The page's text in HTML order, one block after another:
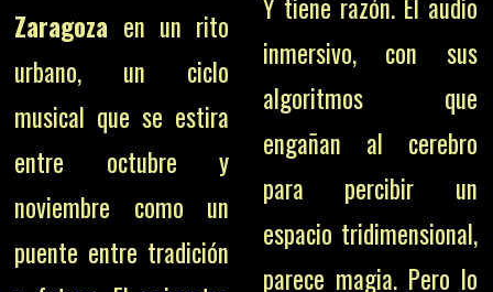
Zaragoza en un rito
urbano, un ciclo
musical que se estira
entre octubre y
noviembre como un
puente entre tradición
Y tiene razón. El audio
inmersivo, con sus
algoritmos que
engañan al cerebro
para percibir un
espacio tridimensional,
parece magia. Pero lo